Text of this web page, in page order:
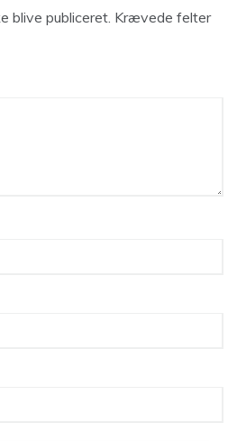
blive publiceret. Krævede felter